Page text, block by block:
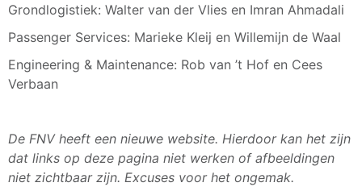
Grondlogistiek: Walter van der Vlies en Imran Ahmadali
Passenger Services: Marieke Kleij en Willemijn de Waal
Engineering & Maintenance: Rob van ’t Hof en Cees
Verbaan
De FNV heeft een nieuwe website. Hierdoor kan het zijn
dat links op deze pagina niet werken of afbeeldingen
niet zichtbaar zijn. Excuses voor het ongemak.